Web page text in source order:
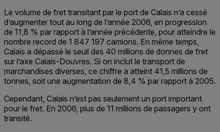
Le volume de fret transitant par le port de Calais n’a cessé
d’augmenter tout au long de l’année 2006, en progression
de 11,8 % par rapport à l’année précédente, pour atteindre le
nombre record de 1 847 197 camions. En même temps,
Calais a dépassé le seuil des 40 millions de donnes de fret
sur l’axe Calais-Douvres. Si on inclut le transport de
marchandises diverses, ce chiffre a atteint 41,5 millions de
tonnes, soit une augmentation de 8,4 % par rapport à 2005.
Cependant, Calais n’est pas seulement un port important
pour le fret. En 2006, plus de 11 millions de passagers y ont
transité.